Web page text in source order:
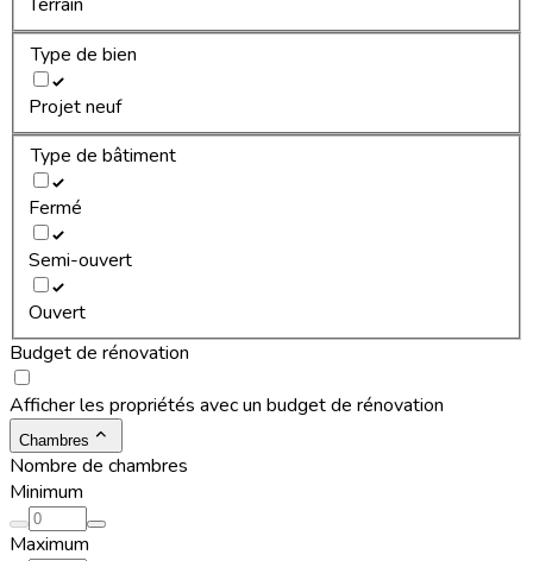
Type de bien
Projet neuf
Type de bâtiment
Fermé
Semi-ouvert
Ouvert
Budget de rénovation
Afficher les propriétés avec un budget de rénovation
Chambres
Nombre de chambres
Minimum
Maximum